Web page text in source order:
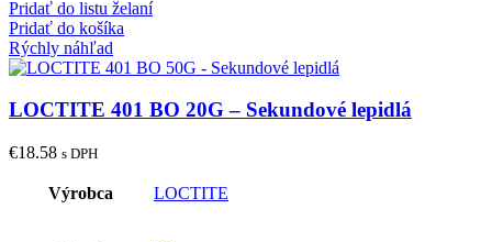
Pridať do listu želaní
Pridať do košíka
Rýchly náhľad
LOCTITE 401 BO 20G – Sekundové lepidlá
€18.58 s DPH
Výrobca LOCTITE